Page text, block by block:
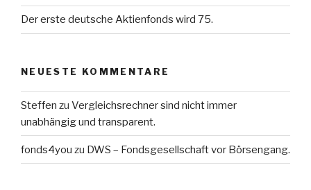
Der erste deutsche Aktienfonds wird 75.
NEUESTE KOMMENTARE
Steffen zu Vergleichsrechner sind nicht immer
unabhängig und transparent.
fonds4you zu DWS – Fondsgesellschaft vor Börsengang.